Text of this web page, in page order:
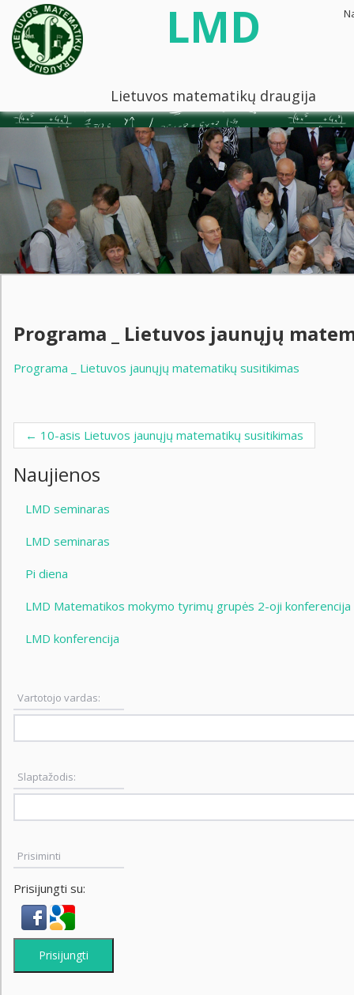
LMD
Lietuvos matematikų draugija
Programa _ Lietuvos jaunųjų
Programa _ Lietuvos jaunųjų matematikų susitikimas
Post navigation
← 10-asis Lietuvos jaunųjų matematikų susitikimas
Naujienos
LMD seminaras
LMD seminaras
Pi diena
LMD Matematikos mokymo tyrimų grupės 2-oji konferencija
LMD konferencija
Vartotojo vardas:
Slaptažodis:
Prisiminti
Prisijungti su:
Prisijungti